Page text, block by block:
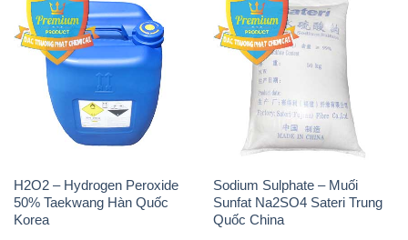
H2O2 – Hydrogen Peroxide
50% Taekwang Hàn Quốc
Korea
Sodium Sulphate – Muối
Sunfat Na2SO4 Sateri Trung
Quốc China